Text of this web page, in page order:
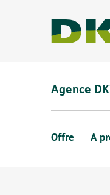
Agence
Offre A